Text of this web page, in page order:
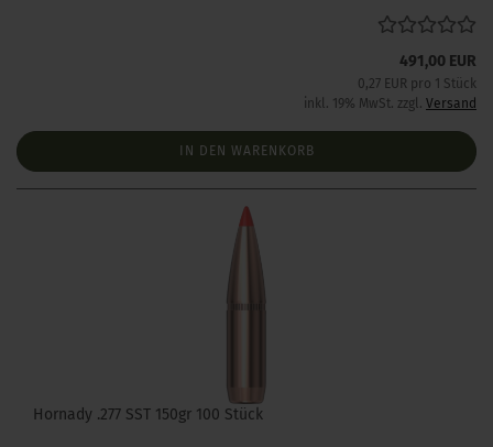
491,00 EUR
0,27 EUR pro 1 Stück
inkl. 19% MwSt. zzgl. Versand
IN DEN WARENKORB
Hornady .277 SST 150gr 100 Stück